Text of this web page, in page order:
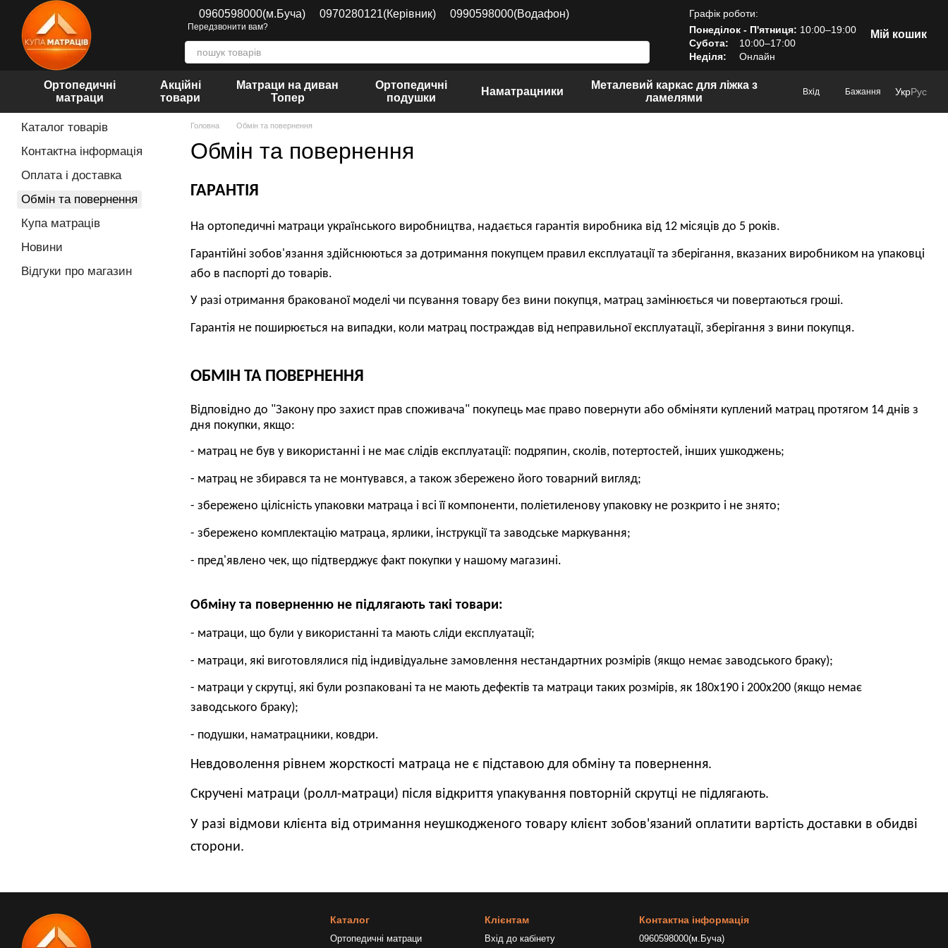
Перейти до основного контенту 0960598000(м.Буча) 0970280121(Керівник) 0990598000(Водафон)
Передзвонити вам?
Графік роботи:
Понеділок - П'ятниця: 10:00–19:00
Субота:
10:00–17:00
Неділя:
Онлайн
Мій кошик
Ортопедичні
матраци
Акційні
товари
Матраци на диван
Топер
Ортопедичні
подушки
Наматрацники
Металевий каркас для ліжка з
ламелями
Вхід Бажання УкрРус
Головна Обмін та повернення
Обмін та повернення
ГАРАНТІЯ
На ортопедичні матраци українського виробництва, надається гарантія виробника від 12 місяців до 5 років.
Гарантійні зобов'язання здійснюються за дотримання покупцем правил експлуатації та зберігання, вказаних виробником на упаковці
або в паспорті до товарів.
У разі отримання бракованої моделі чи псування товару без вини покупця, матрац замінюється чи повертаються гроші.
Гарантія не поширюється на випадки, коли матрац постраждав від неправильної експлуатації, зберігання з вини покупця.
ОБМІН ТА ПОВЕРНЕННЯ
Відповідно до "Закону про захист прав споживача" покупець має право повернути або обміняти куплений матрац протягом 14 днів з
дня покупки, якщо:
- матрац не був у використанні і не має слідів експлуатації: подряпин, сколів, потертостей, інших ушкоджень;
- матрац не збирався та не монтувався, а також збережено його товарний вигляд;
- збережено цілісність упаковки матраца і всі її компоненти, поліетиленову упаковку не розкрито і не знято;
- збережено комплектацію матраца, ярлики, інструкції та заводське маркування;
- пред'явлено чек, що підтверджує факт покупки у нашому магазині.
Обміну та поверненню не підлягають такі товари:
- матраци, що були у використанні та мають сліди експлуатації;
- матраци, які виготовлялися під індивідуальне замовлення нестандартних розмірів (якщо немає заводського браку);
- матраци у скрутці, які були розпаковані та не мають дефектів та матраци таких розмірів, як 180х190 і 200х200 (якщо немає
заводського браку);
- подушки, наматрацники, ковдри.
Невдоволення рівнем жорсткості матраца не є підставою для обміну та повернення.
Скручені матраци (ролл-матраци) після відкриття упакування повторній скрутці не підлягають.
У разі відмови клієнта від отримання неушкодженого товару клієнт зобов'язаний оплатити вартість доставки в обидві
сторони.
Каталог товарів
Контактна інформація
Оплата і доставка
Обмін та повернення
Купа матраців
Новини
Відгуки про магазин
Каталог
Ортопедичні матраци
Клієнтам
Вхід до кабінету
Контактна інформація
0960598000(м.Буча)